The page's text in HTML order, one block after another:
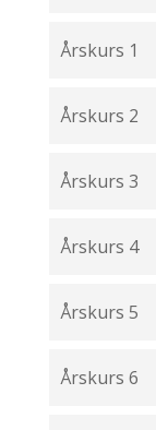
Årskurs 1
Årskurs 2
Årskurs 3
Årskurs 4
Årskurs 5
Årskurs 6